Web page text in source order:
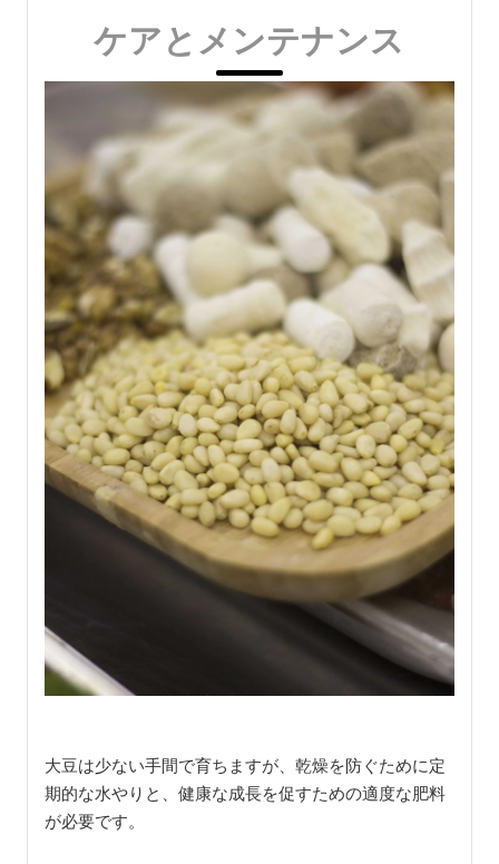
ケアとメンテナンス
大豆は少ない手間で育ちますが、乾燥を防ぐために定
期的な水やりと、健康な成長を促すための適度な肥料
が必要です。